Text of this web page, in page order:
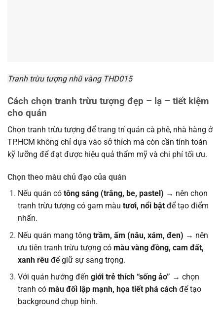
Tranh trừu tượng nhũ vàng THD015
Cách chọn tranh trừu tượng đẹp – lạ – tiết kiệm
cho quán
Chọn tranh trừu tượng để trang trí quán cà phê, nhà hàng ở
TP.HCM không chỉ dựa vào sở thích mà còn cần tính toán
kỹ lưỡng để đạt được hiệu quả thẩm mỹ và chi phí tối ưu.
Chọn theo màu chủ đạo của quán
Nếu quán có tông sáng (trắng, be, pastel) → nên chọn
tranh trừu tượng có gam màu tươi, nổi bậtđể tạo điểm
nhấn.
Nếu quán mang tông trầm, ấm (nâu, xám, đen) → nên
ưu tiên tranh trừu tượng có màu vàng đồng, cam đất,
xanh rêuđể giữ sự sang trọng.
Với quán hướng đến giới trẻ thích “sống ảo” → chọn
tranh có màu đối lập mạnh, họa tiết phá cáchđể tạo
background chụp hình.